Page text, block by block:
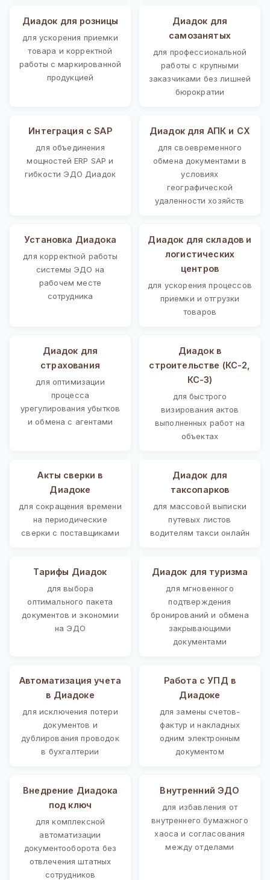
Диадок для розницы
для ускорения приемки
товара и корректной
работы с маркированной
продукцией
Диадок для
самозанятых
для профессиональной
работы с крупными
заказчиками без лишней
бюрократии
Интеграция с SAP
для объединения
мощностей ERP SAP и
гибкости ЭДО Диадок
Диадок для АПК и СХ
для своевременного
обмена документами в
условиях
географической
удаленности хозяйств
Установка Диадока
для корректной работы
системы ЭДО на
рабочем месте
сотрудника
Диадок для складов и
логистических
центров
для ускорения процессов
приемки и отгрузки
товаров
Диадок для
страхования
для оптимизации
процесса
урегулирования убытков
и обмена с агентами
Диадок в
строительстве (КС-2,
КС-3)
для быстрого
визирования актов
выполненных работ на
объектах
Акты сверки в
Диадоке
для сокращения времени
на периодические
сверки с поставщиками
Диадок для
таксопарков
для массовой выписки
путевых листов
водителям такси онлайн
Тарифы Диадок
для выбора
оптимального пакета
документов и экономии
на ЭДО
Диадок для туризма
для мгновенного
подтверждения
бронирований и обмена
закрывающими
документами
Автоматизация учета
в Диадоке
для исключения потери
документов и
дублирования проводок
в бухгалтерии
Работа с УПД в
Диадоке
для замены счетов-
фактур и накладных
одним электронным
документом
Внедрение Диадока
под ключ
для комплексной
автоматизации
документооборота без
отвлечения штатных
сотрудников
Внутренний ЭДО
для избавления от
внутреннего бумажного
хаоса и согласования
между отделами